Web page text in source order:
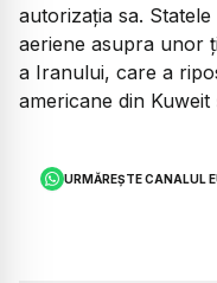
autorizația sa.
aeriene asupra unor
a Iranului, care a
americane din Kuweit
URMĂREȘTE CANALUL